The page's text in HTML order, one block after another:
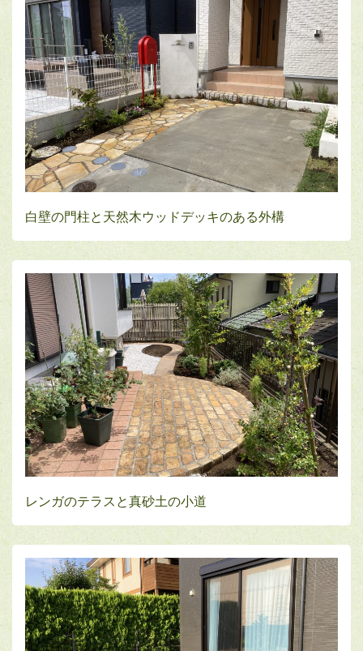
白壁の門柱と天然木ウッドデッキのある外構
レンガのテラスと真砂土の小道